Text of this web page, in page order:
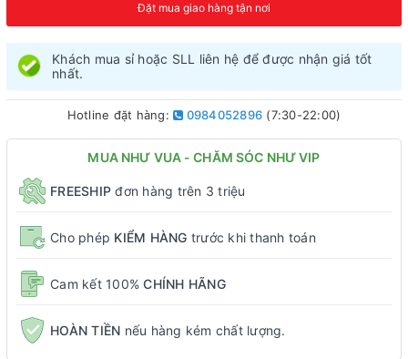
Đặt mua giao hàng tận nơi
Khách mua sỉ hoặc SLL liên hệ để được nhận giá tốt
nhất.
Hotline đặt hàng: 0984052896 (7:30-22:00)
MUA NHƯ VUA - CHĂM SÓC NHƯ VIP
FREESHIP đơn hàng trên 3 triệu
Cho phép KIỂM HÀNG trước khi thanh toán
Cam kết 100% CHÍNH HÃNG
HOÀN TIỀN nếu hàng kém chất lượng.